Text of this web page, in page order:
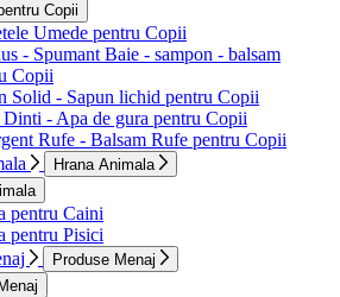
Copii
Umede pentru Copii
- Spumant Baie - sampon - balsam
Copii
Solid - Sapun lichid pentru Copii
Dinti - Apa de gura pentru Copii
Rufe - Balsam Rufe pentru Copii
Hrana Animala
pentru Caini
pentru Pisici
Produse Menaj